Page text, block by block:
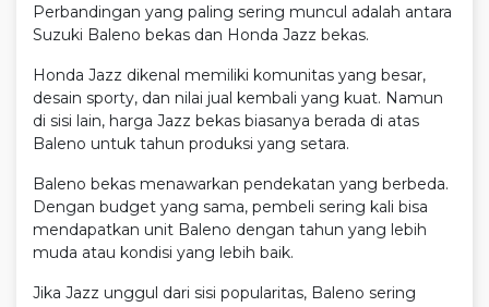
Perbandingan yang paling sering muncul adalah antara
Suzuki Baleno bekas dan Honda Jazz bekas.
Honda Jazz dikenal memiliki komunitas yang besar,
desain sporty, dan nilai jual kembali yang kuat. Namun
di sisi lain, harga Jazz bekas biasanya berada di atas
Baleno untuk tahun produksi yang setara.
Baleno bekas menawarkan pendekatan yang berbeda.
Dengan budget yang sama, pembeli sering kali bisa
mendapatkan unit Baleno dengan tahun yang lebih
muda atau kondisi yang lebih baik.
Jika Jazz unggul dari sisi popularitas, Baleno sering